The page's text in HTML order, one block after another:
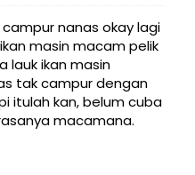
nanas okay lagi
masin macam pelik
lauk ikan masin
tak campur dengan
itulah kan, belum cuba
macamana.